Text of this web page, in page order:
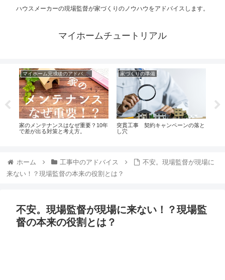
ハウスメーカーの現場監督が家づくりのノウハウをアドバイスします。
マイホームチュートリアル
マイホーム完成後のアドバイス
家のメンテナンスはなぜ重要？10年
で差が出る対策と考え方。
家づくりの準備
突貫工事 契約キャンペーンの落と
し穴
ホーム 工事中のアドバイス
不安。現場監督が現場に
来ない！？現場監督の本来の役割とは？
不安。現場監督が現場に来ない！？現場監
督の本来の役割とは？